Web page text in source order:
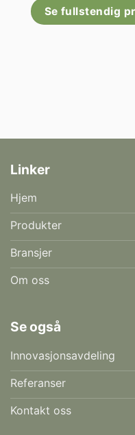
Se fullstendig
Linker
Hjem
Produkter
Bransjer
Om oss
Se også
Innovasjonsavdeling
Referanser
Kontakt oss